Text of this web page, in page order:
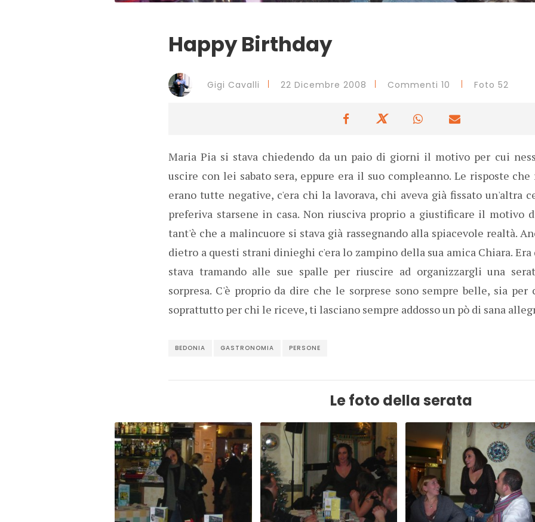
Happy Birthday
Gigi Cavalli 22 Dicembre 2008 Commenti 10 Foto 52
Maria Pia si stava chiedendo da un paio di giorni il motivo per cui
uscire con lei sabato sera, eppure era il suo compleanno. Le risposte
erano tutte negative, c'era chi la lavorava, chi aveva già fissato un'altra
preferiva starsene in casa. Non riusciva proprio a giustificare il motivo
tant'è che a malincuore si stava già rassegnando alla spiacevole realtà.
dietro a questi strani dinieghi c'era lo zampino della sua amica Chiara.
stava tramando alle sue spalle per riuscire ad organizzargli una
sorpresa. C'è proprio da dire che le sorprese sono sempre belle, sia per
soprattutto per chi le riceve, ti lasciano sempre addosso un pò di sana
BEDONIA GASTRONOMIA PERSONE
Le foto della serata